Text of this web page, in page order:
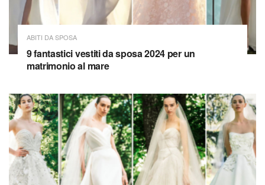
ABITI DA SPOSA
9 fantastici vestiti da sposa 2024 per un
matrimonio al mare